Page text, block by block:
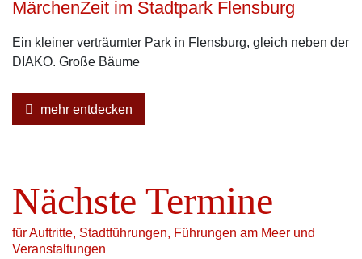
MärchenZeit im Stadtpark Flensburg
Ein kleiner verträumter Park in Flensburg, gleich neben der
DIAKO. Große Bäume
mehr entdecken
Nächste Termine
für Auftritte, Stadtführungen, Führungen am Meer und
Veranstaltungen